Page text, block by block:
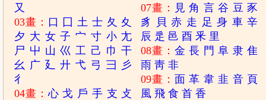
又
03畫： 口 囗 土 士 夂 夊
夕 大 女 子 宀 寸 小 尢
尸 屮 山 巛 工 己 巾 干
幺 广 廴 廾 弋 弓 彐 彡
彳
04畫：心 戈 戶 手 支 攴
07畫： 見 角 言 谷 豆 豕
豸
貝 赤 走 足 身 車 辛
辰 辵 邑 酉 釆 里
08畫： 金 長 門 阜 隶 隹
雨 靑 非
09畫： 面 革 韋 韭 音 頁
風 飛 食 首 香